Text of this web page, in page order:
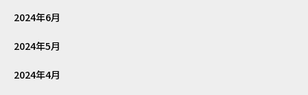
2024年6月
2024年5月
2024年4月